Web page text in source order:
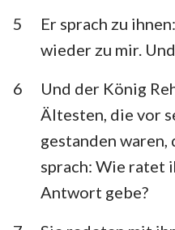
5
Er sprach zu
wieder zu mir.
6
Und der König
Ältesten, die vor
gestanden waren,
sprach: Wie ratet
Antwort gebe?